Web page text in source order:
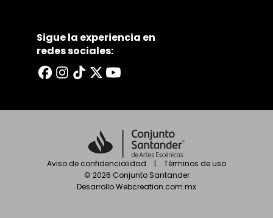
Sigue la experiencia en
redes sociales:
Aviso de confidencialidad |
Términos de uso
© 2026 Conjunto Santander
DesarrolloWebcreation.com.mx